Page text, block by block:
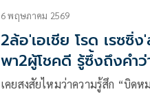
6 พฤษภาคม 2569
2ล้อ'เอเชีย โรด เรซซิ่
พา2ผู้โชคดี รู้ซึ้งถึงคำ
เคยสงสัยไหมว่าความรู้สึก “บิด